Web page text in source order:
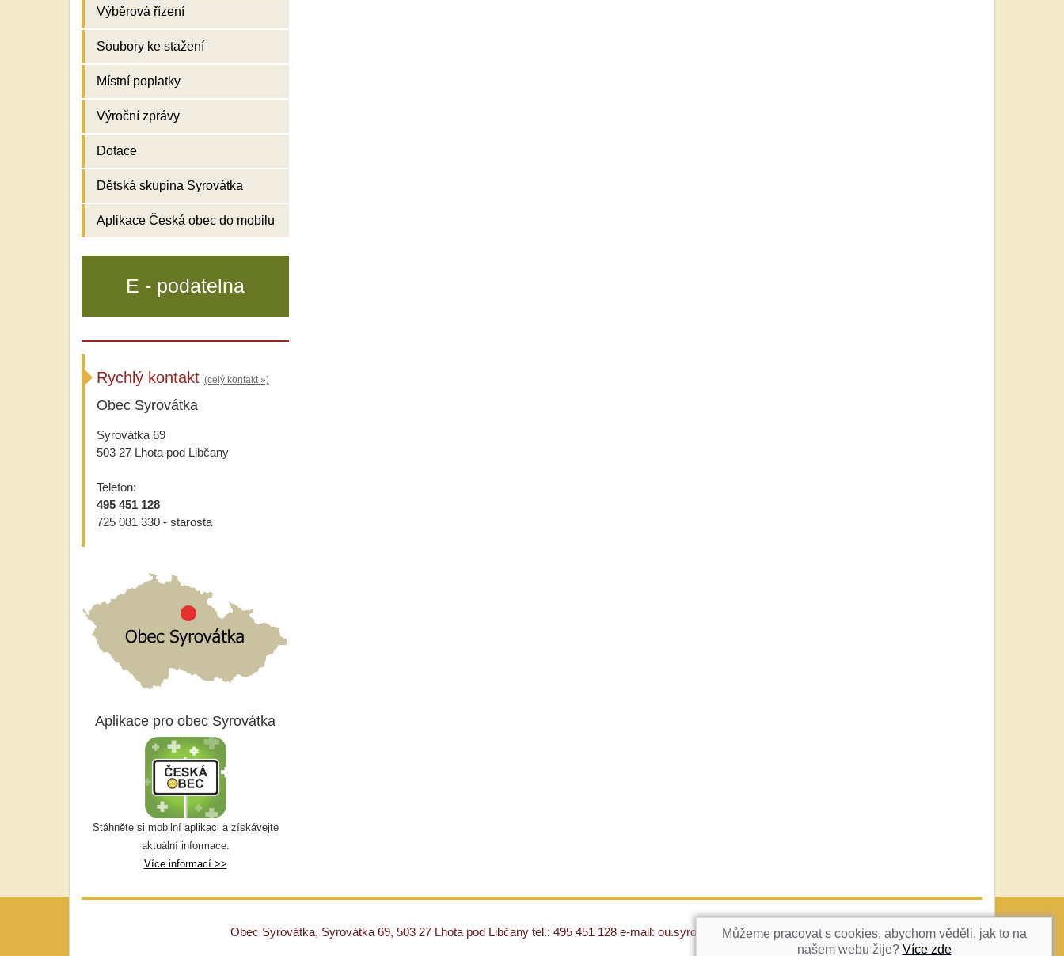
Výběrová řízení
Soubory ke stažení
Místní poplatky
Výroční zprávy
Dotace
Dětská skupina Syrovátka
Aplikace Česká obec do mobilu
E - podatelna
Rychlý kontakt (celý kontakt »)
Obec Syrovátka
Syrovátka 69
503 27 Lhota pod Libčany
Telefon:
495 451 128
725 081 330 - starosta
Aplikace pro obec Syrovátka
Stáhněte si mobilní aplikaci a získávejte
aktuální informace.
Více informací >>
NAHORU
Obec Syrovátka, Syrovátka 69, 503 27 Lhota pod Libčany tel.: 495 451 128 e-mail: ou.syrovatka@c-box.czMůžeme pracovat s cookies, abychom věděli, jak to na
našem webu žije? Více zde